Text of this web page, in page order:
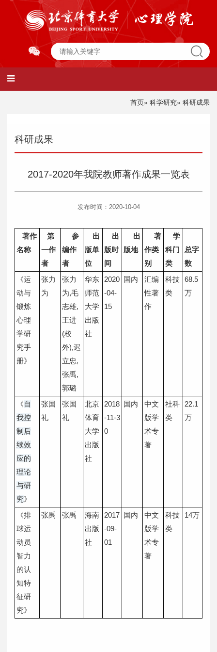
首页» 科学研究» 科研成果
科研成果
2017-2020年我院教师著作成果一览表
发布时间：2020-10-04
著作
名称
第
一作
者
参
编作
者
出
版单
位
出
版时
间
出
版地
著
作类
别
学
科门
类
总字
数
《运
动与
锻炼
心理
学研
究手
册》
张力
为
张力
为,毛
志雄,
王进
(校
外),迟
立忠,
张禹,
郭璐
华东
师范
大学
出版
社
2020
-04-
15
国内
汇编
性著
作
科技
类
68.5
万
《自
我控
制后
续效
应的
理论
与研
究》
张国
礼
张国
礼
北京
体育
大学
出版
社
2018
-11-3
0
国内
中文
版学
术专
著
社科
类
22.1
万
《排
球运
动员
智力
的认
知特
征研
究》
张禹 张禹
海南
出版
社
2017
-09-
01
国内
中文
版学
术专
著
科技
类
14万